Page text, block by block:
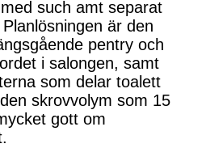
such amt separat
är den
pentry och
i salongen, samt
som delar toalett
skrovvolym som 15
gott om